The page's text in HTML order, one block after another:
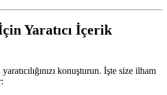
Yaratıcı İçerik
konuşturun. İşte size ilham